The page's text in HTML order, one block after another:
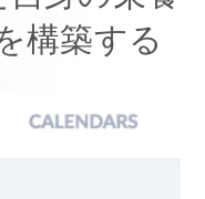
構築する